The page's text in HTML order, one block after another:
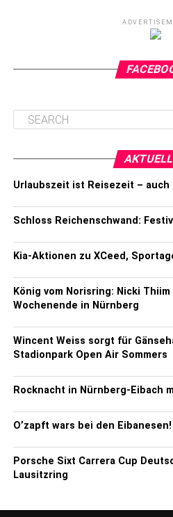
Urlaubszeit ist Reisezeit – auch
Schloss Reichenschwand:
Kia-Aktionen zu XCeed,
König vom Norisring: Nicki
Wochenende in Nürnberg
Wincent Weiss sorgt für
Stadionpark Open Air Sommers
Rocknacht in Nürnberg-Eibach
O’zapft wars bei den Eibanesen!
Porsche Sixt Carrera Cup
Lausitzring